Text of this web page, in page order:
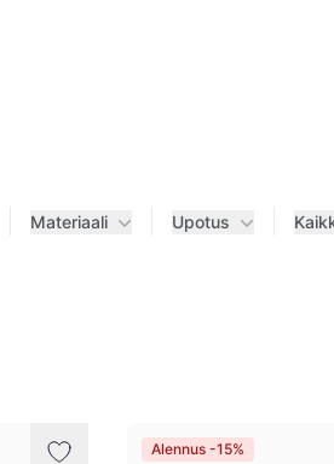
Materiaali Upotus
Alennus -15%